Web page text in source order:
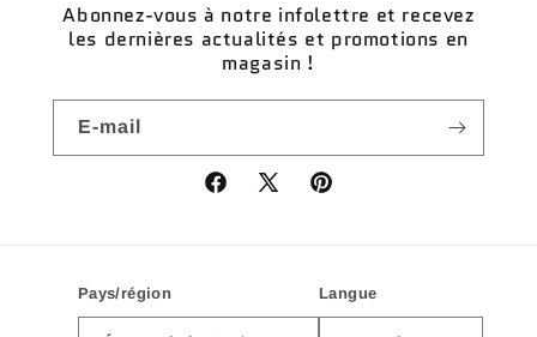
Abonnez-vous à notre infolettre et recevez
les dernières actualités et promotions en
magasin !
E-mail
Facebook
X
Pinterest
Pays/région Langue